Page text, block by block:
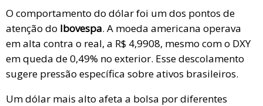
O comportamento do dólar foi um dos pontos de
atenção do Ibovespa. A moeda americana operava
em alta contra o real, a R$ 4,9908, mesmo com o DXY
em queda de 0,49% no exterior. Esse descolamento
sugere pressão específica sobre ativos brasileiros.
Um dólar mais alto afeta a bolsa por diferentes